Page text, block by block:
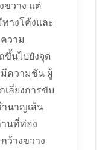
ขวาง แต่
ทางโค้งและ
วาม
ขึ้นไปยังจุด
ความชัน ผู้
เลี่ยงการขับ
ำนาญเส้น
นที่ท่อง
ว้างขวาง